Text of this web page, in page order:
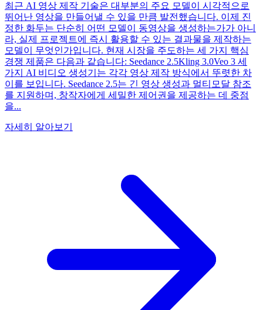
최근 AI 영상 제작 기술은 대부분의 주요 모델이 시각적으로
뛰어난 영상을 만들어낼 수 있을 만큼 발전했습니다. 이제 진
정한 화두는 단순히 어떤 모델이 동영상을 생성하는가가 아니
라, 실제 프로젝트에 즉시 활용할 수 있는 결과물을 제작하는
모델이 무엇인가입니다. 현재 시장을 주도하는 세 가지 핵심
경쟁 제품은 다음과 같습니다: Seedance 2.5Kling 3.0Veo 3 세
가지 AI 비디오 생성기는 각각 영상 제작 방식에서 뚜렷한 차
이를 보입니다. Seedance 2.5는 긴 영상 생성과 멀티모달 참조
를 지원하며, 창작자에게 세밀한 제어권을 제공하는 데 중점
을...
자세히 알아보기